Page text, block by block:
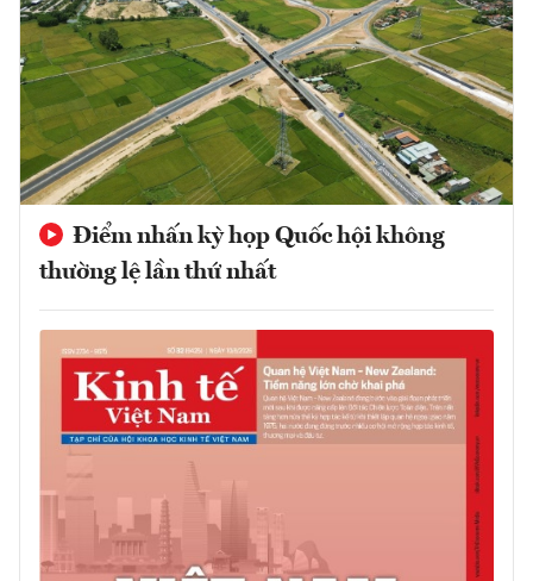
Điểm nhấn kỳ họp Quốc hội không
thường lệ lần thứ nhất